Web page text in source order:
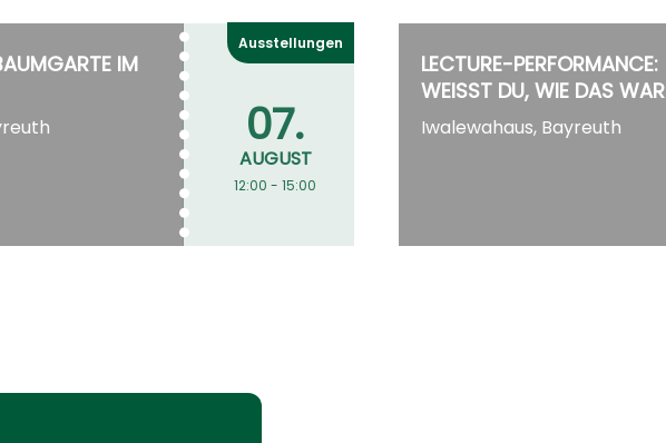
IM
Ausstellungen
07.
AUGUST
12:00 - 15:00
LECTURE-PERFORMANCE:
WEISST DU, WIE DAS WAR?
Iwalewahaus, Bayreuth